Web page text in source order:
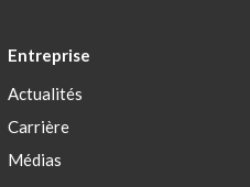
Entreprise
Actualités
Carrière
Médias